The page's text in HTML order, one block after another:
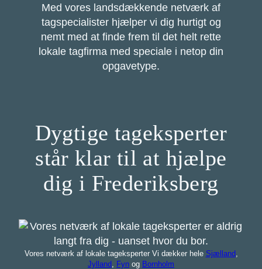
Med vores landsdækkende netværk af
tagspecialister hjælper vi dig hurtigt og
nemt med at finde frem til det helt rette
lokale tagfirma med speciale i netop din
opgavetype.
Dygtige tageksperter
står klar til at hjælpe
dig i Frederiksberg
Vores netværk af lokale tageksperter Vi dækker hele Sjælland
Jylland
Fyn og Bornholm